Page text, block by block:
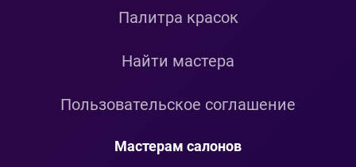
Палитра красок
Найти мастера
Пользовательское соглашение
Мастерам салонов